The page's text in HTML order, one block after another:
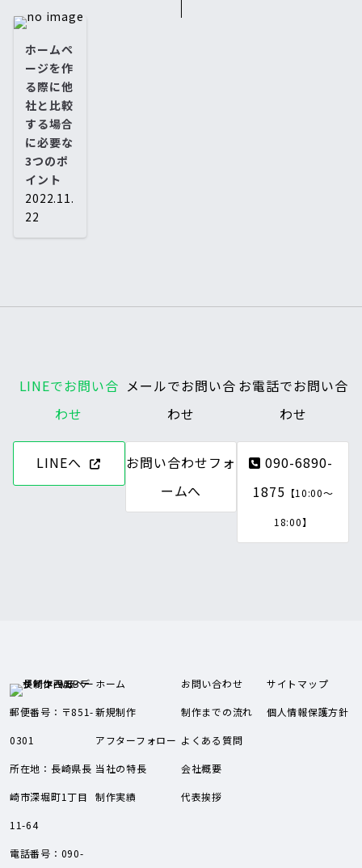
ホームペ
ージを作
る際に他
社と比較
する場合
に必要な
3つのポ
イント
2022.11.
22
LINEでお問い合
わせ
LINEへ
メールでお問い合
わせ
お問い合わせフォ
ームへ
お電話でお問い合
わせ
090-6890-
1875 【10:00～
18:00】
郵便番号：〒851-
0301
所在地：長崎県長
崎市深堀町1丁目
11-64
電話番号：090-
ホーム
新規制作
アフターフォロー
当社の特長
制作実績
お問い合わせ
制作までの流れ
よくある質問
会社概要
代表挨拶
サイトマップ
個人情報保護方針